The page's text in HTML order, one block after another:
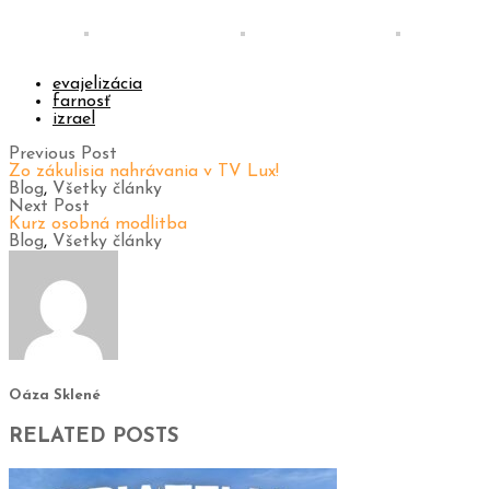
evajelizácia
farnosť
izrael
Previous Post
Zo zákulisia nahrávania v TV Lux!
Blog, Všetky články
Next Post
Kurz osobná modlitba
Blog, Všetky články
Oáza Sklené
RELATED POSTS